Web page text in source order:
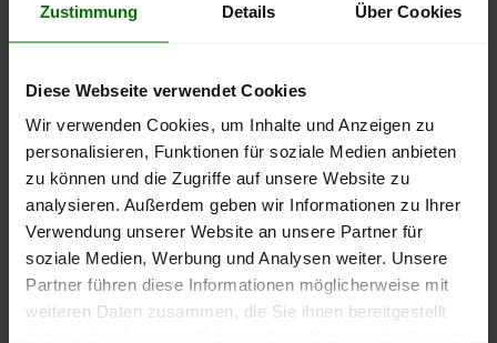
Zustimmung Details Über Cookies
Diese Webseite verwendet Cookies
Wir verwenden Cookies, um Inhalte und Anzeigen zu
personalisieren, Funktionen für soziale Medien anbieten
zu können und die Zugriffe auf unsere Website zu
analysieren. Außerdem geben wir Informationen zu Ihrer
Verwendung unserer Website an unsere Partner für
soziale Medien, Werbung und Analysen weiter. Unsere
Partner führen diese Informationen möglicherweise mit
weiteren Daten zusammen, die Sie ihnen bereitgestellt
lose Ware
2025
2026
2026
250 €
300 €
350 €
Die aktuelle Preisentwicklung für Holzpellets in Deutschland
können Sie jederzeit auf unsererPelletspreise-Seite
nachvollziehen.